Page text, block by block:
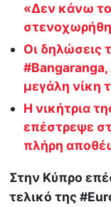
«Δεν κάνω
Οι δηλώσεις
μεγάλη νίκη
Η νικήτρια
επέστρεψε
πλήρη
Στην Κύπρο
τελικό της